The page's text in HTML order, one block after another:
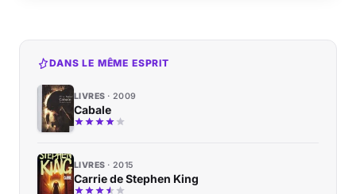
DANS LE MÊME ESPRIT
LIVRES 2009
Cabale
LIVRES 2015
Carrie de Stephen King